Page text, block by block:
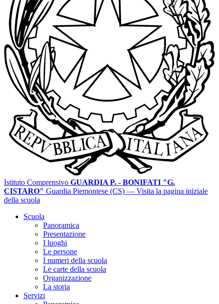
Istituto Comprensivo GUARDIA P. - BONIFATI "G.
CISTARO" Guardia Piemontese (CS) — Visita la pagina iniziale
della scuola
Scuola
Panoramica
Presentazione
I luoghi
Le persone
I numeri della scuola
Le carte della scuola
Organizzazione
La storia
Servizi